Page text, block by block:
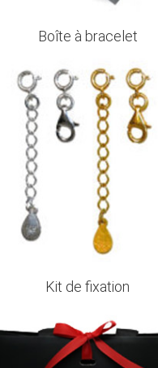
Boîte à bracelet
Kit de fixation